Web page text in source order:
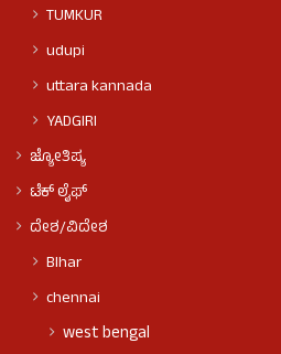
TUMKUR
udupi
uttara kannada
YADGIRI
ಜ್ಯೋತಿಷ್ಯ
ಟೆಕ್ ಲೈಫ್
ದೇಶ/ವಿದೇಶ
BIhar
chennai
west bengal